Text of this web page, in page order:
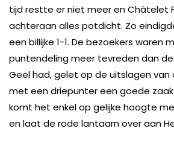
tijd restte er niet meer en Châtelet
achteraan alles potdicht. Zo
een billijke 1-1. De bezoekers waren
puntendeling meer tevreden dan de
Geel had, gelet op de uitslagen van
met een driepunter een goede zaak
komt het enkel op gelijke hoogte
en laat de rode lantaarn over aan